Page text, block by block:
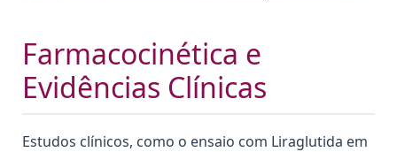
Farmacocinética e
Evidências Clínicas
Estudos clínicos, como o ensaio com Liraglutida em